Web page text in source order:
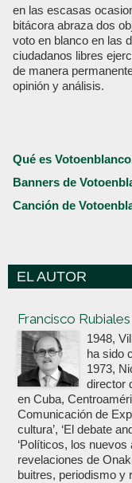
en las escasas
bitácora abraza dos
voto en blanco en las
ciudadanos libres
de manera
opinión y análisis.
Qué es
Banners de
Canción de
EL AUTOR
Francisco
1948,
ha sido
1973,
director
en Cuba,
Comunicación de
cultura’, ‘El debate
‘Políticos, los nuevos
revelaciones de
buitres, periodismo y